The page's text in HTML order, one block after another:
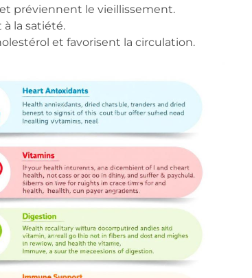
préviennent le vieillissement.
la satiété.
et favorisent la circulation.